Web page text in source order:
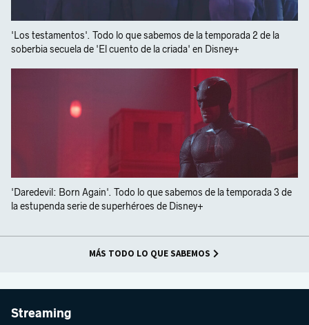
'Los testamentos'. Todo lo que sabemos de la temporada 2 de la
soberbia secuela de 'El cuento de la criada' en Disney+
'Daredevil: Born Again'. Todo lo que sabemos de la temporada 3 de
la estupenda serie de superhéroes de Disney+
MÁS TODO LO QUE SABEMOS
Streaming